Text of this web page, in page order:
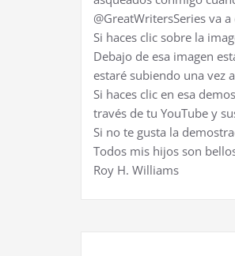
@GreatWritersSeries va
Si haces clic sobre la
Debajo de esa imagen
estaré subiendo una vez
Si haces clic en esa
través de tu YouTube y
Si no te gusta la
Todos mis hijos son
Roy H. Williams